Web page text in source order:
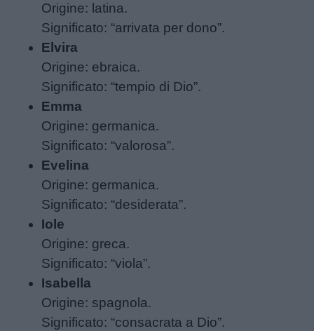
Menu
Schede
didattiche
Disegni
colorare
Storie
bambini
Origine: latina.
Significato: “arrivata per dono”.
Elvira
Origine: ebraica.
Significato: “tempio di Dio”.
Emma
Origine: germanica.
Significato: “valorosa”.
Evelina
Origine: germanica.
Significato: “desiderata”.
Iole
Origine: greca.
Significato: “viola”.
Isabella
Origine: spagnola.
Significato: “consacrata a Dio”.